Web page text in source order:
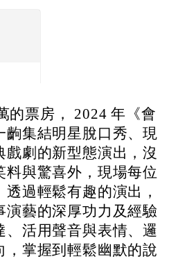
的票房， 2024 年《會
齣集結明星脫口秀、現
劇的新型態演出，沒
與驚喜外，現場每位
過輕鬆有趣的演出，
藝的深厚功力及經驗
活用聲音與表情、邏
掌握到輕鬆幽默的說